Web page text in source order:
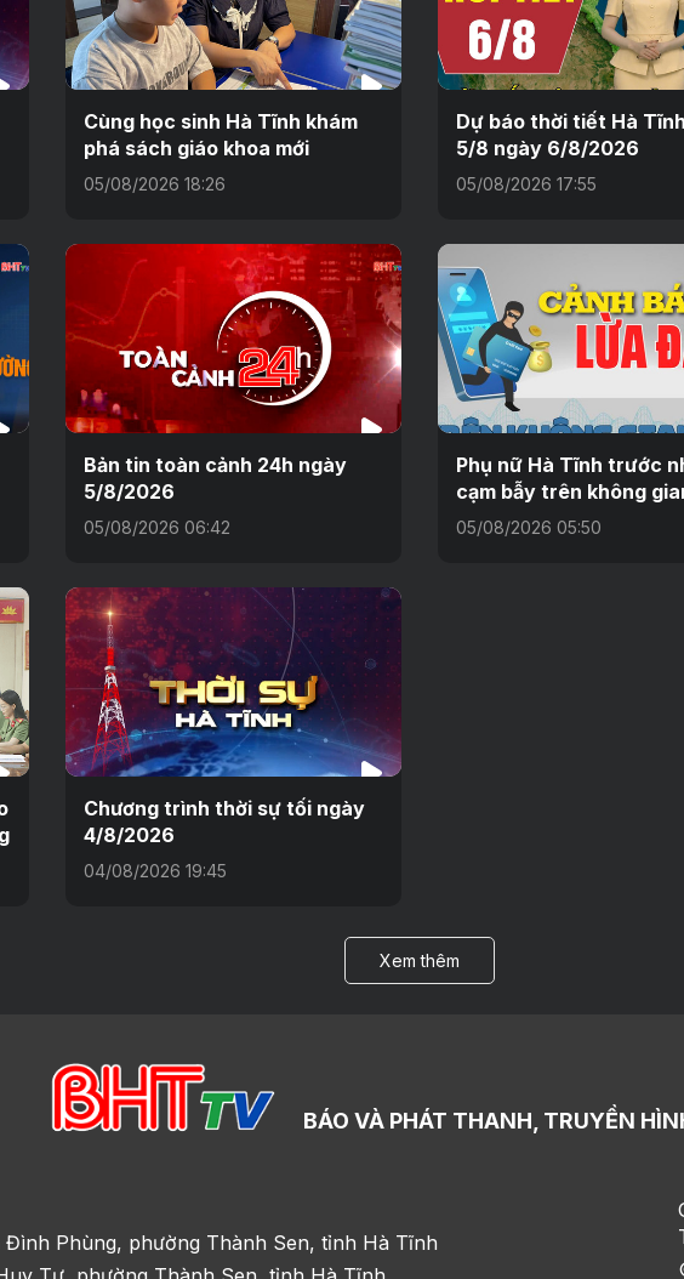
Cùng học sinh Hà Tĩnh khám
phá sách giáo khoa mới
05/08/2026 18:26
Dự báo thời tiết Hà
5/8 ngày 6/8/2026
05/08/2026 17:55
Bản tin toàn cảnh 24h ngày
5/8/2026
05/08/2026 06:42
Phụ nữ Hà Tĩnh trước
cạm bẫy trên không
05/08/2026 05:50
Chương trình thời sự tối ngày
4/8/2026
04/08/2026 19:45
Xem thêm
BÁO VÀ PHÁT THANH, TRUYỀN
Phùng, phường Thành Sen, tỉnh Hà Tĩnh